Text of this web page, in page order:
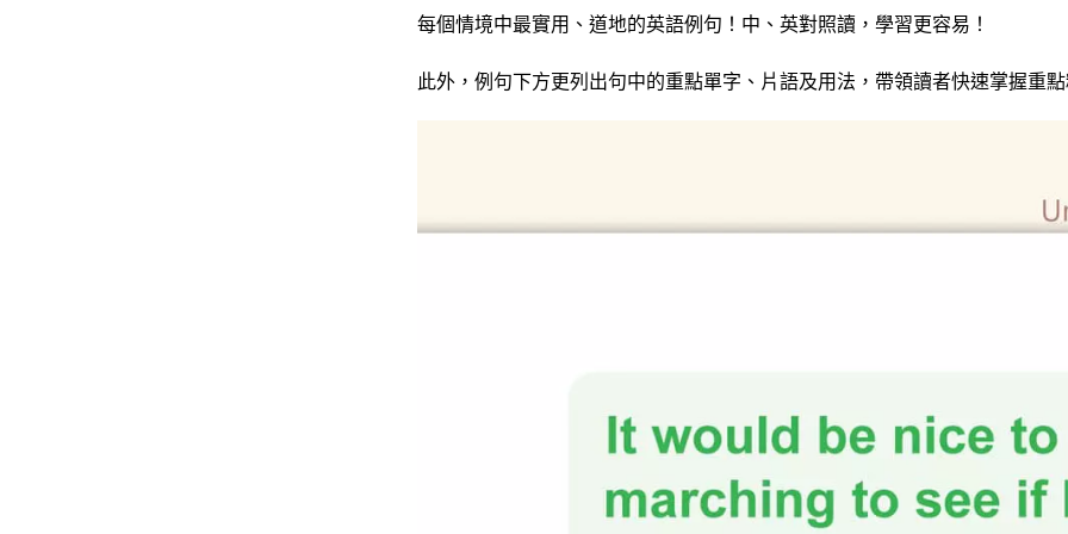
每個情境中最實用、道地的英語例句！中、英對照讀，學習更容易！
此外，例句下方更列出句中的重點單字、片語及用法，帶領讀者快速掌握重